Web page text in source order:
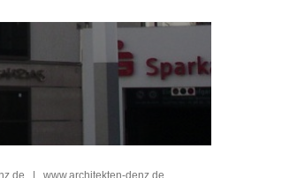
|www.architekten-denz.de